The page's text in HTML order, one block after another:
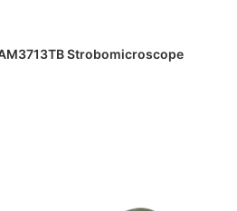
PENAWARAN HARGAStrobomicroscope